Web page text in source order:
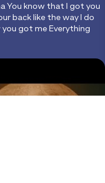
You know that I got you
back like the way I do
you got me Everything